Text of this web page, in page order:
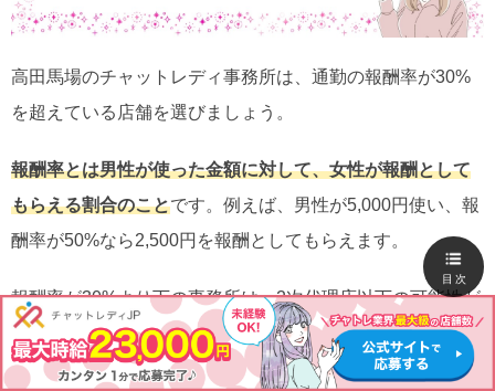
高田馬場のチャットレディ事務所は、通勤の報酬率が30%
を超えている店舗を選びましょう。
報酬率とは男性が使った金額に対して、女性が報酬として
もらえる割合のことです。例えば、男性が5,000円使い、報
酬率が50%なら2,500円を報酬としてもらえます。
報酬率が30%より下の事務所は、2次代理店以下の可能性が
高く、待遇や店舗の環境が悪いので避けましょう。
目次